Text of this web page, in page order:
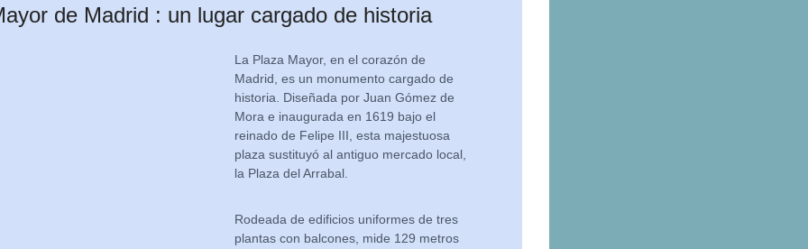
de Madrid : un lugar cargado de historia
La Plaza Mayor, en el corazón de
Madrid, es un monumento cargado de
historia. Diseñada por Juan Gómez de
Mora e inaugurada en 1619 bajo el
reinado de Felipe III, esta majestuosa
plaza sustituyó al antiguo mercado local,
la Plaza del Arrabal.
Rodeada de edificios uniformes de tres
plantas con balcones, mide 129 metros